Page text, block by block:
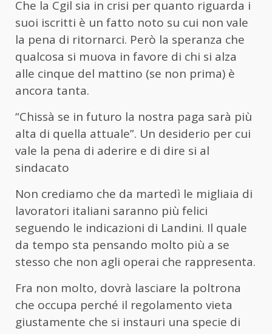
Che la Cgil sia in crisi per quanto riguarda i
suoi iscritti è un fatto noto su cui non vale
la pena di ritornarci. Però la speranza che
qualcosa si muova in favore di chi si alza
alle cinque del mattino (se non prima) è
ancora tanta.
“Chissà se in futuro la nostra paga sarà più
alta di quella attuale”. Un desiderio per cui
vale la pena di aderire e di dire si al
sindacato
Non crediamo che da martedì le migliaia di
lavoratori italiani saranno più felici
seguendo le indicazioni di Landini. Il quale
da tempo sta pensando molto più a se
stesso che non agli operai che rappresenta.
Fra non molto, dovrà lasciare la poltrona
che occupa perché il regolamento vieta
giustamente che si instauri una specie di